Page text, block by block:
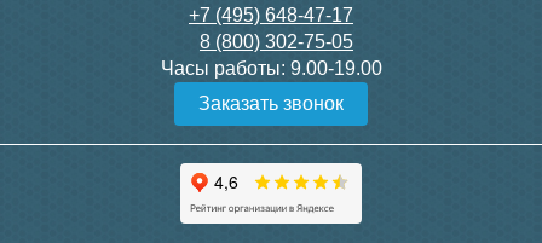
+7 (495) 648-47-17
8 (800) 302-75-05
Часы работы: 9.00-19.00
Заказать звонок